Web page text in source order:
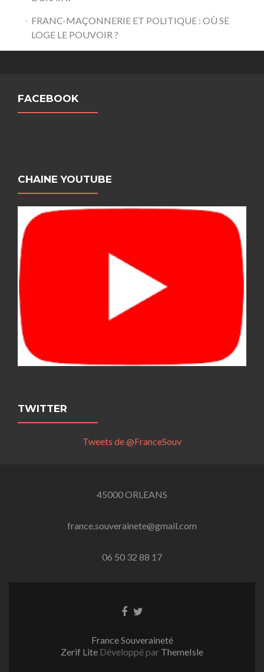
FRANC-MAÇONNERIE ET POLITIQUE : OÙ SE
LOGE LE POUVOIR ?
FACEBOOK
CHAINE YOUTUBE
TWITTER
Tweets de @FranceSouv
45000 ORLEANS
france.souverainete@gmail.com
06 50 32 88 17
LienLien
France Souveraineté
Zerif Lite Développé par ThemeIsle